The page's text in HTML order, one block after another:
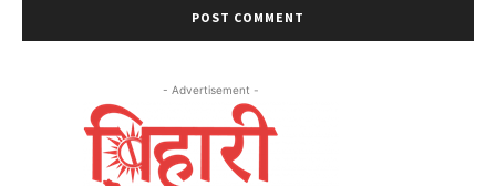
- Advertisement -